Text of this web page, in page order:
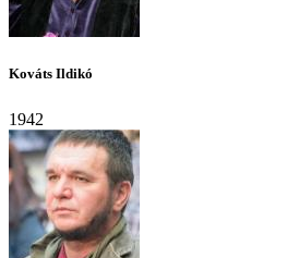
Kováts Ildikó
1942